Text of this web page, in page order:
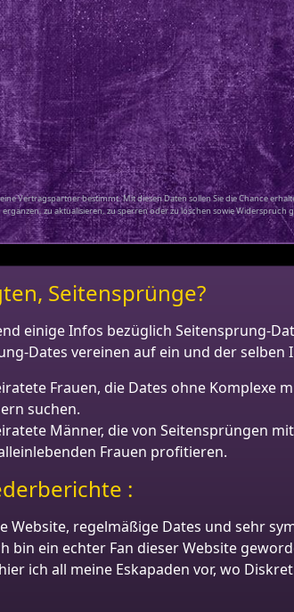
Vertragspartner bestimmt. Mit diesen Daten sollen Sie die Chance
zu aktualisieren, zu sperren oder zu löschen sowie Widerspruch
Seitensprünge?
einige Infos bezüglich Seitensprung-
Dates vereinen auf ein und der selben
Frauen, die Dates ohne Komplexe
suchen.
Männer, die von Seitensprüngen
Frauen profitieren.
:
Website, regelmäßige Dates und sehr
bin ein echter Fan dieser Website
ich all meine Eskapaden vor, wo